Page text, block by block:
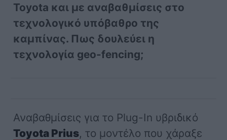
Toyota και με αναβαθμίσεις στο
τεχνολογικό υπόβαθρο της
καμπίνας. Πως δουλεύει η
τεχνολογία geo-fencing;
Αναβαθμίσεις για το Plug-In υβριδικό
Toyota Prius, το μοντέλο που χάραξε